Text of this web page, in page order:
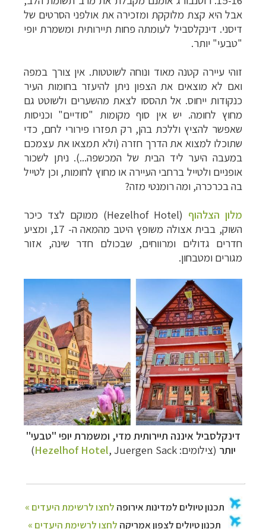
אבל היא קצת מלוקקת ומזכירה את אולפני הסרטים של
דיסני. דינקלסביל לעומתה פחות תיירותית ומשמרת יופי
"טבעי" יותר.
זוהי עיירה קטנה מאוד ונוחה לשוטטות. אין צורך במפה
ואם לא מוצאים את הצפון ניתן להיעזר בחומות העיר
כנקודות ייחוס. אל תהססו לצאת מהשערים ולשוטט גם
מחוץ לחומה. יש אין סוף מקומות "סודיים" וכניסות
שאפשר להציץ וללכת בהן, רק תפזרו פירורי לחם, כדי
שתוכלו למצוא את הדרך חזרה (ולא תמצאו את עצמכם
במעבה היער ליד הבית של המכשפה...).ניתן לשכור
אופניים ולטייל ברחבי העיירה או מחוץ לחומות, וכן לטייל
בה בכרכרה, ומה רומנטי מזה?
מלון הצלהוף (
Hezelhof Hotel) ממוקם לצד כיכר
השוק, בבית אצולה משופץ היטב מהמאה ה- 17, ומציע
חדרים גדולים ומרווחים, שבכולם חדר שינה, אזור
מגורים ומטבחון.
דינקלסביל איננה תיירותית מדי, ומשמרת יופי "טבעי"
יותר (צילומים: Hezelhof Hotel, Juergen Sack
)